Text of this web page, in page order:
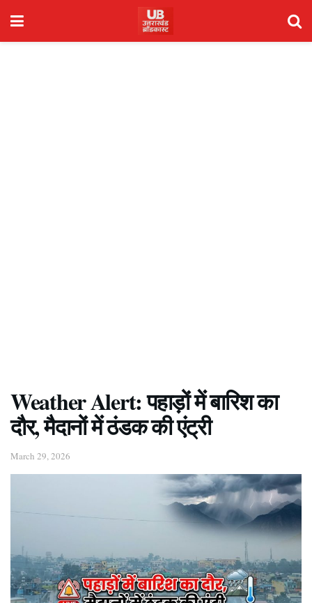
Weather Alert: पहाड़ों में बारिश का
दौर, मैदानों में ठंडक की एंट्री
March 29, 2026